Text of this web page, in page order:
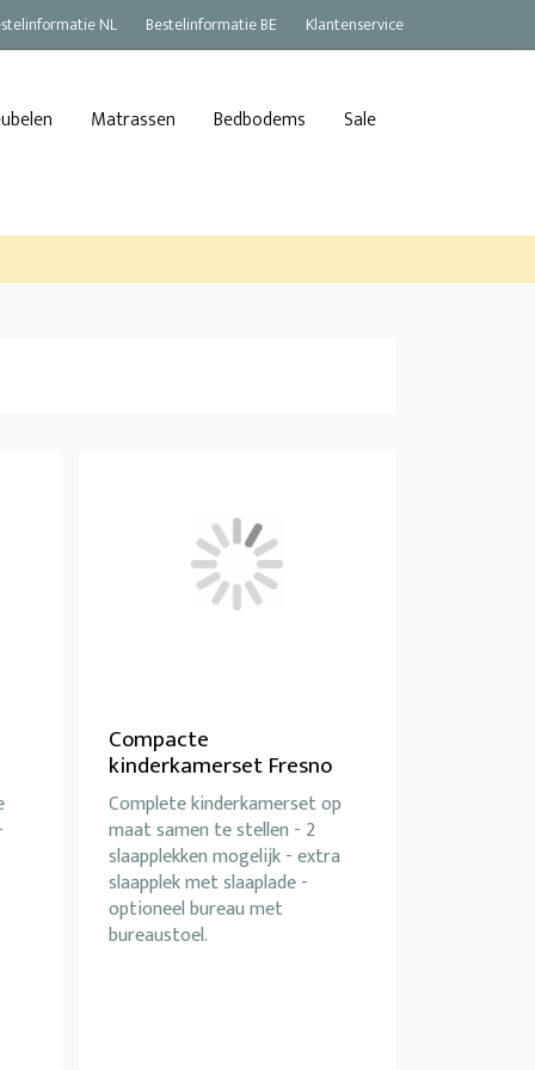
NL Bestelinformatie BE Klantenservice
Matrassen Bedbodems Sale
Compacte
kinderkamerset Fresno
Complete kinderkamerset op
maat samen te stellen - 2
slaapplekken mogelijk - extra
slaapplek met slaaplade -
optioneel bureau met
bureaustoel.